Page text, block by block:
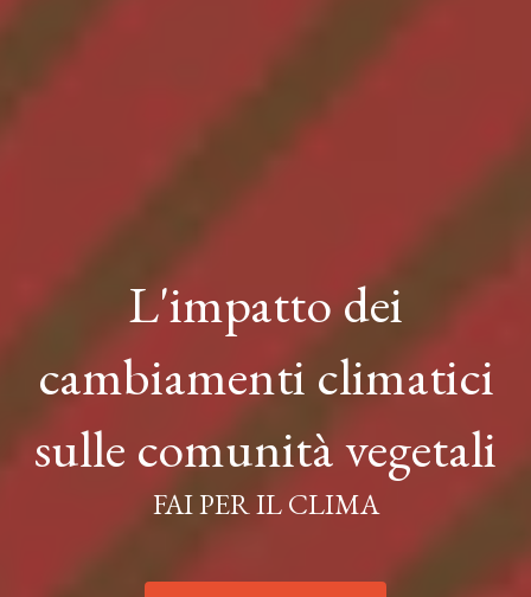
L'impatto dei
cambiamenti climatici
sulle comunità vegetali
FAI PER IL CLIMA